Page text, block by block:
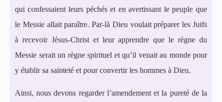
qui confessaient leurs péchés et en avertissant le peuple que
le Messie allait paraître. Par-là Dieu voulait préparer les Juifs
à recevoir Jésus-Christ et leur apprendre que le règne du
Messie serait un règne spirituel et qu’il venait au monde pour
y établir sa sainteté et pour convertir les hommes à Dieu.
Ainsi, nous devons regarder l’amendement et la pureté de la